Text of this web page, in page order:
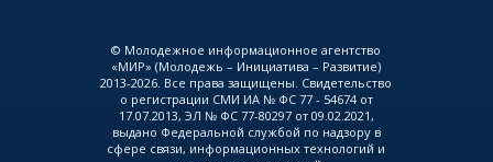
© Молодежное информационное агентство
«МИР» (Молодежь – Инициатива – Развитие)
2013-2026. Все права защищены. Свидетельство
о регистрации СМИ ИА № ФС 77 - 54674 от
17.07.2013, ЭЛ № ФС 77-80297 от 09.02.2021,
выдано Федеральной службой по надзору в
сфере связи, информационных технологий и